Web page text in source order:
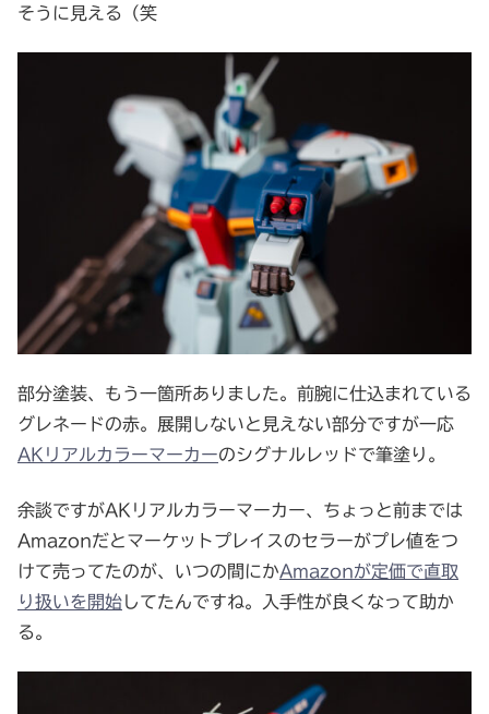
そうに見える（笑
部分塗装、もう一箇所ありました。前腕に仕込まれている
グレネードの赤。展開しないと見えない部分ですが一応
AKリアルカラーマーカーのシグナルレッドで筆塗り。
余談ですがAKリアルカラーマーカー、ちょっと前までは
Amazonだとマーケットプレイスのセラーがプレ値をつ
けて売ってたのが、いつの間にかAmazonが定価で直取
り扱いを開始してたんですね。入手性が良くなって助か
る。